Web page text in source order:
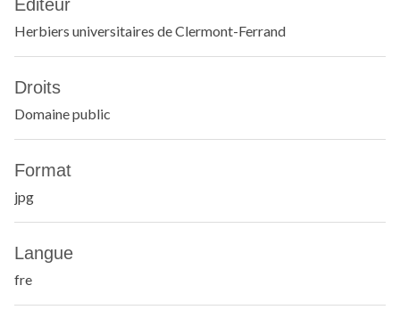
Éditeur
Herbiers universitaires de Clermont-Ferrand
Droits
Domaine public
Format
jpg
Langue
fre